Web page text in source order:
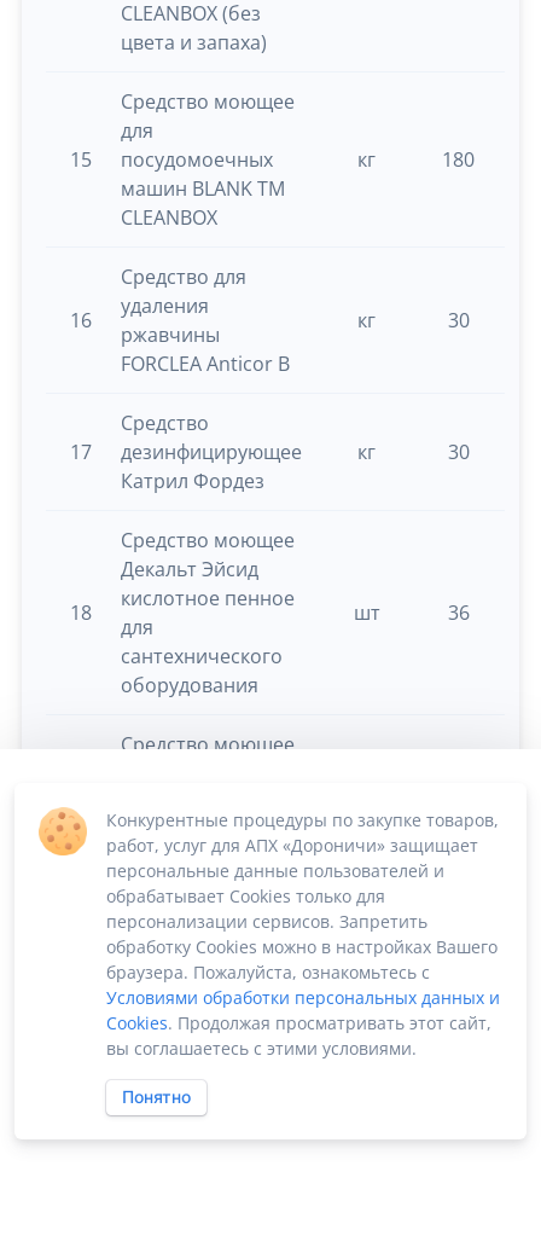
CLEANBOX (без
цвета и запаха)
15
Средство моющее
для
посудомоечных
машин BLANK ТМ
CLEANBOX
кг 180
16
Средство для
удаления
ржавчины
FORCLEA Anticor B
кг 30
17
Средство
дезинфицирующее
Катрил Фордез
кг 30
18
Средство моющее
Декальт Эйсид
кислотное пенное
для
сантехнического
оборудования
шт 36
19
Средство моющее
против надписей
500 мл с
распылителем
(шт)
шт 6
Конкурентные процедуры по закупке товаров,
работ, услуг для АПХ «Дороничи» защищает
персональные данные пользователей и
обрабатывает Cookies только для
персонализации сервисов. Запретить
обработку Cookies можно в настройках Вашего
браузера. Пожалуйста, ознакомьтесь с
Условиями обработки персональных данных и
Cookies. Продолжая просматривать этот сайт,
вы соглашаетесь с этими условиями.
Понятно